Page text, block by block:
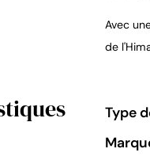
Avec
de
Type